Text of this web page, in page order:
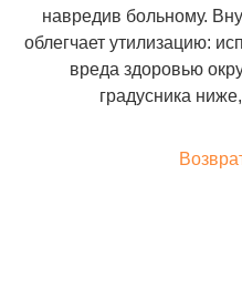
навредив больному.
облегчает утилизацию:
вреда здоровью
градусника